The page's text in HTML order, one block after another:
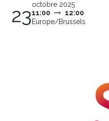
23octobre 2025
11:00
12:00
Europe/Brussels